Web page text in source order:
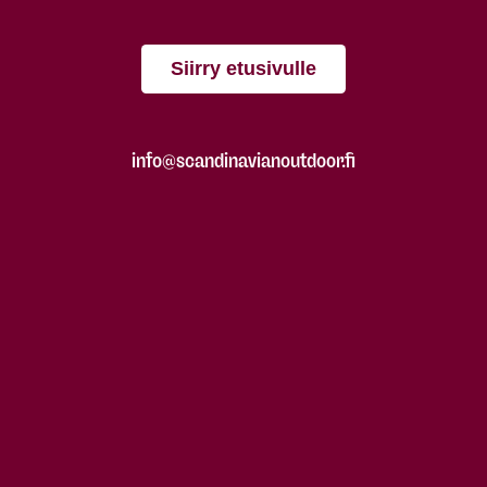
Siirry etusivulle
info@scandinavianoutdoor.fi